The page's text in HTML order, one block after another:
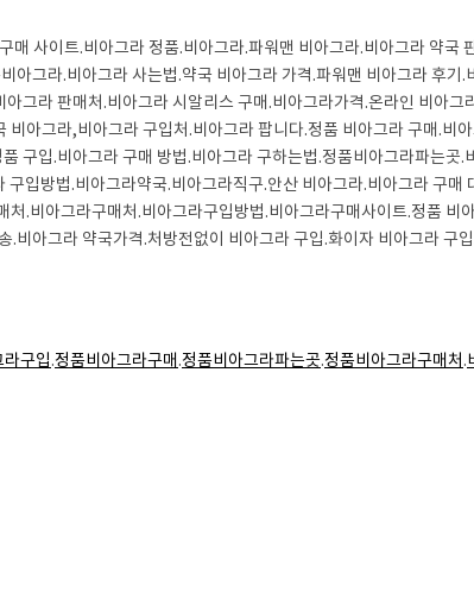
사이트.비아그라 정품.비아그라.파워맨 비아그라.비아그라 약국
그라.비아그라 사는법.약국 비아그라 가격.파워맨 비아그라 후기.
그라 판매처.비아그라 시알리스 구매.비아그라가격.온라인 비아그
아그라,비아그라 구입처.비아그라 팝니다.정품 비아그라 구매.비
구입.비아그라 구매 방법.비아그라 구하는법.정품비아그라파는곳.
입방법.비아그라약국.비아그라직구.안산 비아그라.비아그라 구매
.비아그라구매처.비아그라구입방법.비아그라구매사이트.정품 비
아그라 약국가격.처방전없이 비아그라 구입.화이자 비아그라 구
구입.정품비아그라구매 .정품비아그라파는곳.정품비아그라구매처 .